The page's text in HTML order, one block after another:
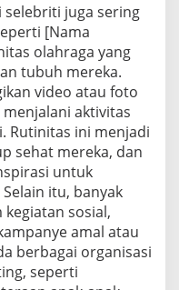
juga sering
[Nama
olahraga yang
tubuh mereka.
video atau foto
aktivitas
Rutinitas ini menjadi
sehat mereka, dan
untuk
itu, banyak
sosial,
amal atau
berbagai organisasi
seperti